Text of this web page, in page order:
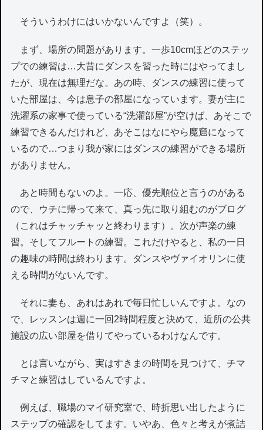
そういうわけにはいかないんですよ（笑）。
まず、場所の問題があります。一歩10cmほどのステッ
プでの練習は…大昔にダンスを習った時にはやってまし
たが、現在は無理だな。あの時、ダンスの練習に使って
いた部屋は、今は息子の部屋になっています。妻が主に
洗濯系の家事で使っている“洗濯部屋”が空けば、あそこで
練習できるんだけれど、あそこはなにやら魔窟になって
いるので…つまり我が家にはダンスの練習ができる場所
がありません。
あと時間もないのよ。一応、優先順位と言うのがある
ので、ウチに帰って来て、真っ先に取り組むのがブログ
（これはチャッチャッと終わります）。次が声楽の練
習。そしてフルートの練習。これだけやると、私の一日
の趣味の時間は終わります。ダンスやヴァイオリンに使
える時間がないんです。
それに妻も、あれはあれで毎日忙しいんですよ。なの
で、レッスンは週に一回2時間程度と決めて、近所の公共
施設の広い部屋を借りてやっているわけなんです。
とは言いながら、実はすきまの時間を見つけて、チマ
チマと練習はしているんですよ。
例えば、職場のマイ研究室で、時折思い出したように
ステップの確認をしてます。いやあ、色々と考えが煮詰